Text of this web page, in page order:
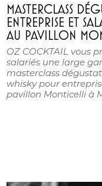
MASTERCLASS
ENTREPRISE ET
AU PAVILLON
OZ COCKTAIL vous
salariés une large
masterclass
whisky pour
pavillon Monticelli à